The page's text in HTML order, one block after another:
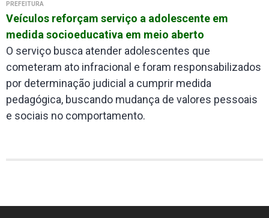
PREFEITURA
Veículos reforçam serviço a adolescente em
medida socioeducativa em meio aberto
O serviço busca atender adolescentes que
cometeram ato infracional e foram responsabilizados
por determinação judicial a cumprir medida
pedagógica, buscando mudança de valores pessoais
e sociais no comportamento.